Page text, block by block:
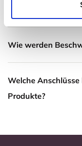
läuft die
Wie werden
Welche
Produkte?